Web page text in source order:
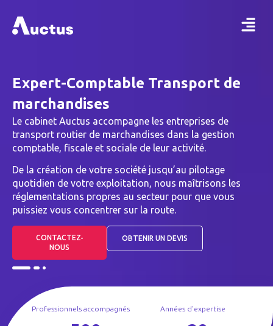
Expert-Comptable Transport de
marchandises
Le cabinet Auctus accompagne les entreprises de
transport routier de marchandises dans la gestion
comptable, fiscale et sociale de leur activité.
De la création de votre société jusqu’au pilotage
quotidien de votre exploitation, nous maîtrisons les
réglementations propres au secteur pour que vous
puissiez vous concentrer sur la route.
CONTACTEZ-
NOUS
OBTENIR UN DEVIS
Professionnels accompagnés Années d'expertise